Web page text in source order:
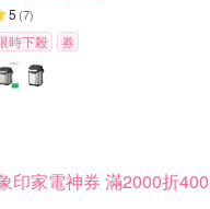
5 (7)
時下殺 券
印家電神券 滿2000折